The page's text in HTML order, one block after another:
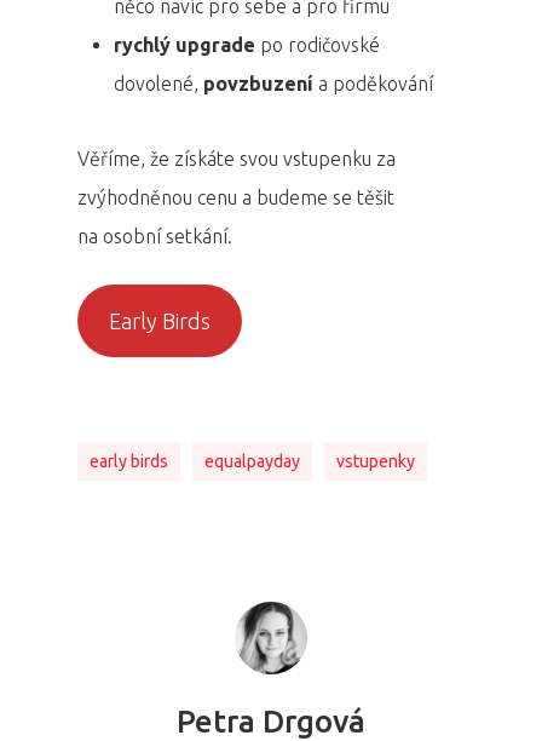
něco navíc pro sebe a pro firmu
rychlý upgrade po rodičovské
dovolené, povzbuzení a poděkování
Věříme, že získáte svou vstupenku za
zvýhodněnou cenu a budeme se těšit
na osobní setkání.
Early Birds
early birds equalpayday vstupenky
Petra Drgová